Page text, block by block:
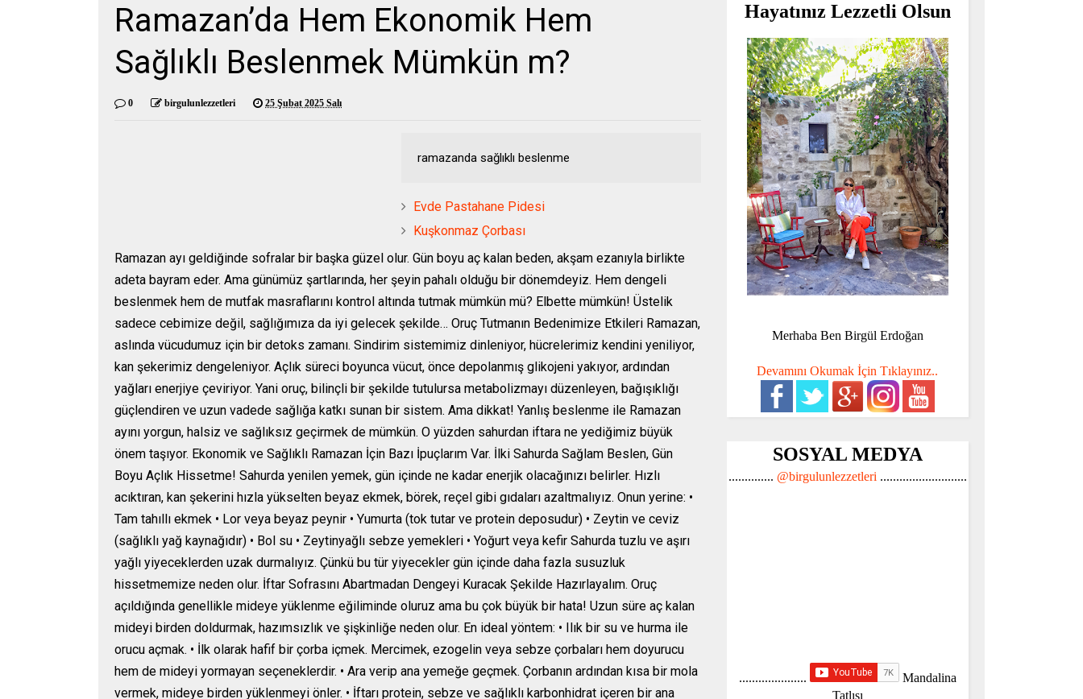
Ramazan’da Hem Ekonomik Hem
Sağlıklı Beslenmek Mümkün m?
0 birgulunlezzetleri 25 Şubat 2025 Salı
ramazanda sağlıklı beslenme
Evde Pastahane Pidesi
Kuşkonmaz Çorbası
Ramazan ayı geldiğinde sofralar bir başka güzel olur. Gün boyu aç kalan beden, akşam ezanıyla birlikte
adeta bayram eder. Ama günümüz şartlarında, her şeyin pahalı olduğu bir dönemdeyiz. Hem dengeli
beslenmek hem de mutfak masraflarını kontrol altında tutmak mümkün mü? Elbette mümkün! Üstelik
sadece cebimize değil, sağlığımıza da iyi gelecek şekilde… Oruç Tutmanın Bedenimize Etkileri Ramazan,
aslında vücudumuz için bir detoks zamanı. Sindirim sistemimiz dinleniyor, hücrelerimiz kendini yeniliyor,
kan şekerimiz dengeleniyor. Açlık süreci boyunca vücut, önce depolanmış glikojeni yakıyor, ardından
yağları enerjiye çeviriyor. Yani oruç, bilinçli bir şekilde tutulursa metabolizmayı düzenleyen, bağışıklığı
güçlendiren ve uzun vadede sağlığa katkı sunan bir sistem. Ama dikkat! Yanlış beslenme ile Ramazan
ayını yorgun, halsiz ve sağlıksız geçirmek de mümkün. O yüzden sahurdan iftara ne yediğimiz büyük
önem taşıyor. Ekonomik ve Sağlıklı Ramazan İçin Bazı İpuçlarım Var. İlki Sahurda Sağlam Beslen, Gün
Boyu Açlık Hissetme! Sahurda yenilen yemek, gün içinde ne kadar enerjik olacağınızı belirler. Hızlı
acıktıran, kan şekerini hızla yükselten beyaz ekmek, börek, reçel gibi gıdaları azaltmalıyız. Onun yerine: •
Tam tahıllı ekmek • Lor veya beyaz peynir • Yumurta (tok tutar ve protein deposudur) • Zeytin ve ceviz
(sağlıklı yağ kaynağıdır) • Bol su • Zeytinyağlı sebze yemekleri • Yoğurt veya kefir Sahurda tuzlu ve aşırı
yağlı yiyeceklerden uzak durmalıyız. Çünkü bu tür yiyecekler gün içinde daha fazla susuzluk
hissetmemize neden olur. İftar Sofrasını Abartmadan Dengeyi Kuracak Şekilde Hazırlayalım. Oruç
açıldığında genellikle mideye yüklenme eğiliminde oluruz ama bu çok büyük bir hata! Uzun süre aç kalan
mideyi birden doldurmak, hazımsızlık ve şişkinliğe neden olur. En ideal yöntem: • Ilık bir su ve hurma ile
orucu açmak. • İlk olarak hafif bir çorba içmek. Mercimek, ezogelin veya sebze çorbaları hem doyurucu
hem de mideyi yormayan seçeneklerdir. • Ara verip ana yemeğe geçmek. Çorbanın ardından kısa bir mola
vermek, mideye birden yüklenmeyi önler. • İftarı protein, sebze ve sağlıklı karbonhidrat içeren bir ana
Hayatınız Lezzetli Olsun
Merhaba Ben Birgül Erdoğan
Devamını Okumak İçin Tıklayınız..
SOSYAL MEDYA
.............. @birgulunlezzetleri ...........................
.....................
Mandalina
Tatlısı